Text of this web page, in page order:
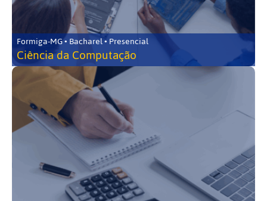
Formiga-MG • Bacharel • Presencial
Ciência da Computação